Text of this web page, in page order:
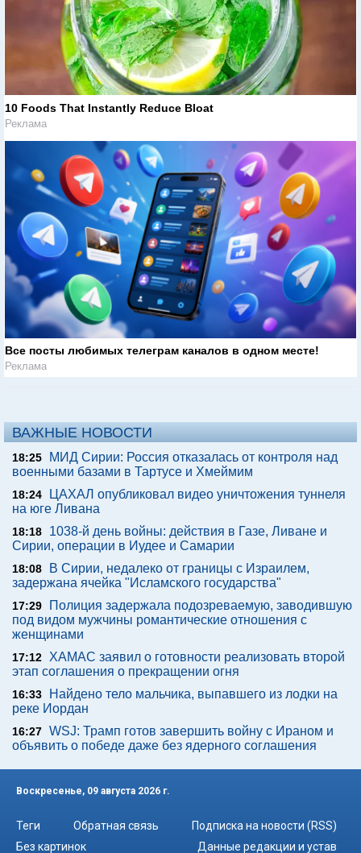
10 Foods That Instantly Reduce Bloat
Реклама
Все посты любимых телеграм каналов в одном месте!
Реклама
ВАЖНЫЕ НОВОСТИ
18:25
МИД Сирии: Россия отказалась от контроля над
военными базами в Тартусе и Хмеймим
18:24
ЦАХАЛ опубликовал видео уничтожения туннеля
на юге Ливана
18:18
1038-й день войны: действия в Газе, Ливане и
Сирии, операции в Иудее и Самарии
18:08
В Сирии, недалеко от границы с Израилем,
задержана ячейка "Исламского государства"
17:29
Полиция задержала подозреваемую, заводившую
под видом мужчины романтические отношения с
женщинами
17:12 ХАМАС заявил о готовности реализовать второй
этап соглашения о прекращении огня
16:33
Найдено тело мальчика, выпавшего из лодки на
реке Иордан
16:27 WSJ: Трамп готов завершить войну с Ираном и
объявить о победе даже без ядерного соглашения
Воскресенье, 09 августа 2026 г.
Теги Обратная связь
Подписка на новости (RSS)
Без картинок
Данные редакции и устав